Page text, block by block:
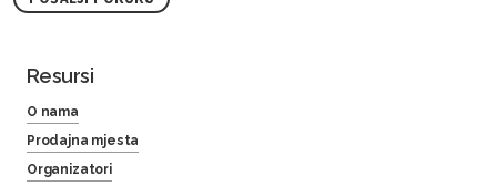
Resursi
O nama
Prodajna mjesta
Organizatori